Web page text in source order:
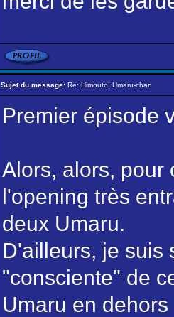
Sujet du message: Re: Himouto! Umaru-chan
Premier épisode
Alors, alors, pour
l'opening très
deux Umaru.
D'ailleurs, je suis
"consciente" de
Umaru en